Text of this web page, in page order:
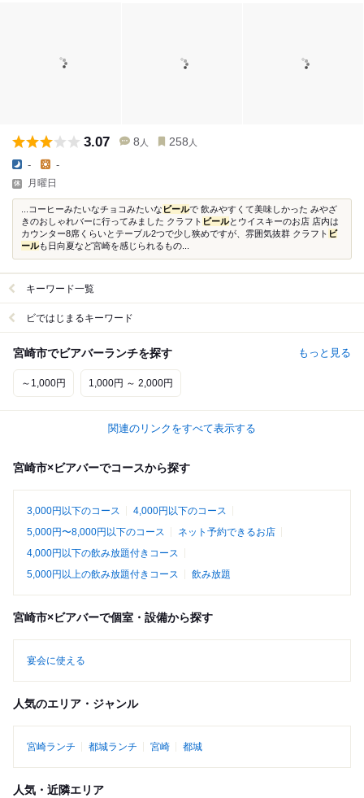
3.07 8 人 258 人
- -
月曜日
...コーヒーみたいなチョコみたいな ビールで 飲みやすくて美味しかった みやざ
きのおしゃれバーに行ってみました クラフト ビールとウイスキーのお店 店内は
カウンター8席くらいとテーブル2つで少し狭めですが、雰囲気抜群 クラフト ビ
ールも日向夏など宮崎を感じられるもの...
キーワード一覧
ビではじまるキーワード
宮崎市でビアバーランチを探す もっと見る
～1,000円 1,000円 ～ 2,000円
関連のリンクをすべて表示する
宮崎市×ビアバーでコースから探す
3,000円以下のコース
4,000円以下のコース
5,000円〜8,000円以下のコース
ネット予約できるお店
4,000円以下の飲み放題付きコース
5,000円以上の飲み放題付きコース
飲み放題
宮崎市×ビアバーで個室・設備から探す
宴会に使える
人気のエリア・ジャンル
宮崎ランチ 都城ランチ 宮崎 都城
人気・近隣エリア